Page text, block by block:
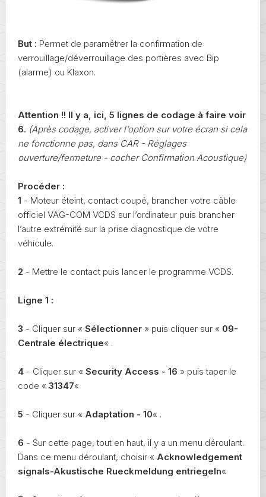
But : Permet de paramétrer la confirmation de
verrouillage/déverrouillage des portières avec Bip
(alarme) ou Klaxon.
Attention !! Il y a, ici, 5 lignes de codage à faire voir
6. (Après codage, activer l’option sur votre écran si cela
ne fonctionne pas, dans CAR - Réglages
ouverture/fermeture - cocher Confirmation Acoustique)
Procéder :
1 - Moteur éteint, contact coupé, brancher votre câble
officiel VAG-COM VCDS sur l’ordinateur puis brancher
l’autre extrémité sur la prise diagnostique de votre
véhicule.
2 - Mettre le contact puis lancer le programme VCDS.
Ligne 1 :
3 - Cliquer sur « Sélectionner » puis cliquer sur « 09-
Centrale électrique« .
4 - Cliquer sur « Security Access - 16 » puis taper le
code « 31347«
5 - Cliquer sur « Adaptation - 10« .
6 - Sur cette page, tout en haut, il y a un menu déroulant.
Dans ce menu déroulant, choisir « Acknowledgement
signals-Akustische Rueckmeldung entriegeln«